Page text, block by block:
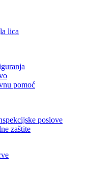
lica
pomoć
poslove
zaštite